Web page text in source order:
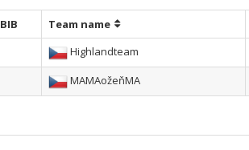
BIB Team name
Highlandteam
MAMAožeňMA